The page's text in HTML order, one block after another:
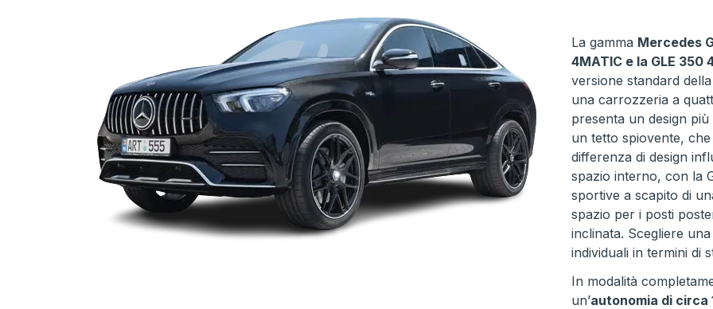
La gamma Mercedes
4MATIC e la GLE 350
versione standard
una carrozzeria a
presenta un design
un tetto spiovente,
differenza di design
spazio interno, con la
sportive a scapito di
spazio per i posti
inclinata. Scegliere
individuali in termini di
In modalità
un’autonomia di circa